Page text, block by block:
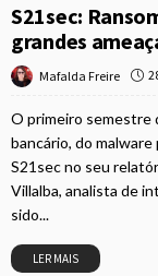
S21sec:
grandes
Mafalda Freire
O primeiro semestre
bancário, do
S21sec no seu
Villalba, analista de
sido...
LER MAIS